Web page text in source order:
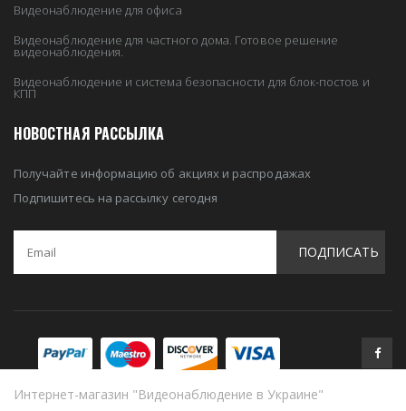
Видеонаблюдение для офиса
Видеонаблюдение для частного дома. Готовое решение
видеонаблюдения.
Видеонаблюдение и система безопасности для блок-постов и
КПП
НОВОСТНАЯ РАССЫЛКА
Получайте информацию об акциях и распродажах
Подпишитесь на рассылку сегодня
ПОДПИСАТЬ
Интернет-магазин "Видеонаблюдение в Украине"